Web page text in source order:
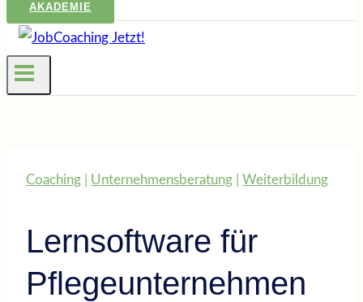
AKADEMIE
Coaching Unternehmensberatung Weiterbildung
Lernsoftware für
Pflegeunternehmen